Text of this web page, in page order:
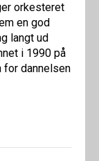
orkesteret
en god
langt ud
i 1990 på
for dannelsen